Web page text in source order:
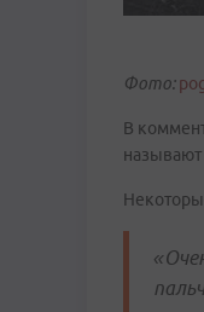
Фото:
В
называют